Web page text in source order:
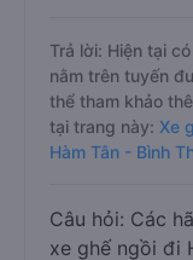
Trả lời: Hiện tại
nằm trên tuyến
thể tham khảo
tại trang này: Xe
Hàm Tân - Bình
Câu hỏi: Các
xe ghế ngồi đi